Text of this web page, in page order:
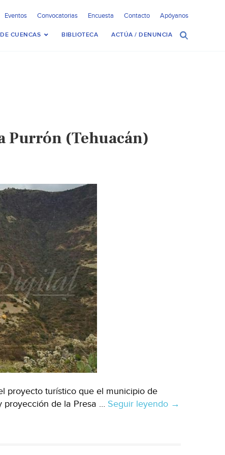
Eventos Convocatorias Encuesta Contacto Apóyanos
CUENCAS BIBLIOTECA ACTÚA / DENUNCIA
Purrón (Tehuacán)
proyecto turístico que el municipio de
proyección de la Presa … Seguir leyendo Coxcatlán
→